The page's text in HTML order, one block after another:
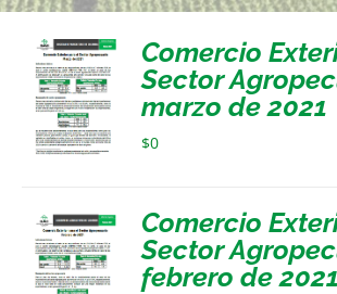
Comercio
Sector
marzo de 2021
$0
Comercio
Sector
febrero de 2021